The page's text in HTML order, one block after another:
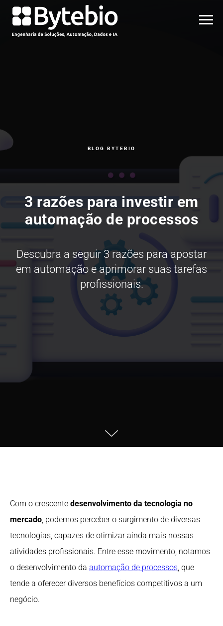
BLOG BYTEBIO
3 razões para investir em
automação de processos
Descubra a seguir 3 razões para apostar
em automação e aprimorar suas tarefas
profissionais.
Com o crescente desenvolvimento da tecnologia no
mercado, podemos perceber o surgimento de diversas
tecnologias, capazes de otimizar ainda mais nossas
atividades profissionais. Entre esse movimento, notamos
o desenvolvimento da automação de processos, que
tende a oferecer diversos benefícios competitivos a um
negócio.